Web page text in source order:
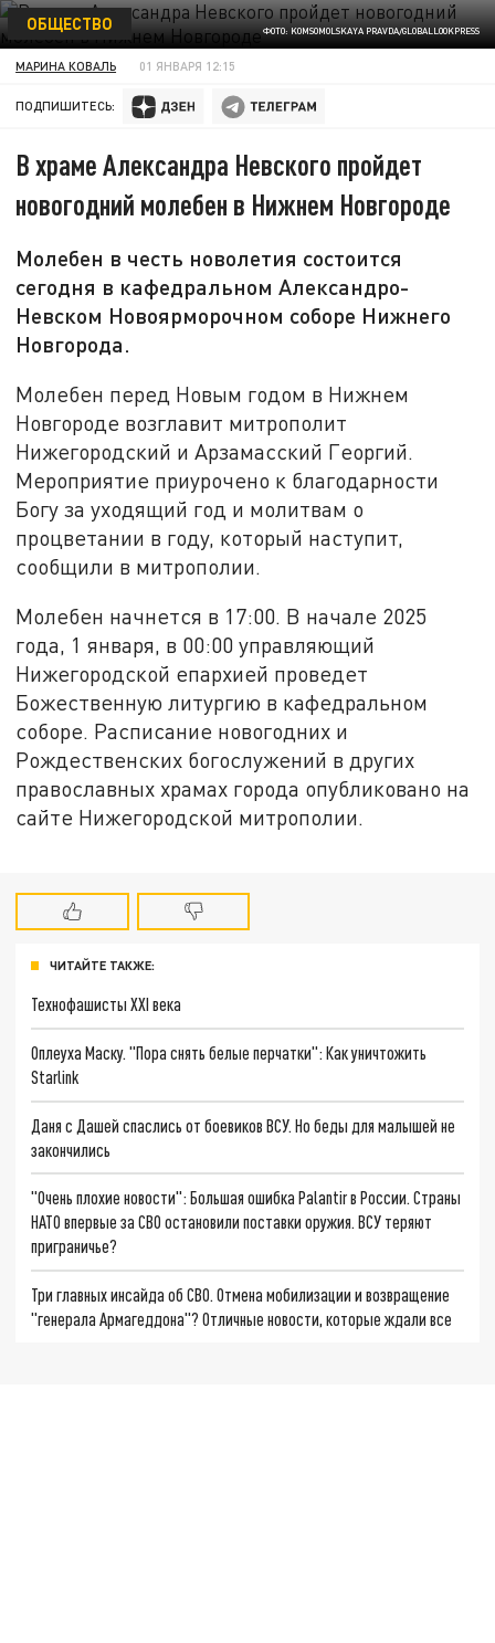
ФОТО: KOMSOMOLSKAYA PRAVDA/GLOBALLOOKPRESS
ОБЩЕСТВО
МАРИНА КОВАЛЬ 01 ЯНВАРЯ 12:15
ПОДПИШИТЕСЬ:
В храме Александра Невского пройдет
новогодний молебен в Нижнем Новгороде
Молебен в честь новолетия состоится
сегодня в кафедральном Александро-
Невском Новоярморочном соборе Нижнего
Новгорода.
Молебен перед Новым годом в Нижнем
Новгороде возглавит митрополит
Нижегородский и Арзамасский Георгий.
Мероприятие приурочено к благодарности
Богу за уходящий год и молитвам о
процветании в году, который наступит,
сообщили в митрополии.
Молебен начнется в 17:00. В начале 2025
года, 1 января, в 00:00 управляющий
Нижегородской епархией проведет
Божественную литургию в кафедральном
соборе. Расписание новогодних и
Рождественских богослужений в других
православных храмах города опубликовано на
сайте Нижегородской митрополии.
ЧИТАЙТЕ ТАКЖЕ:
Технофашисты XXI века
Оплеуха Маску. "Пора снять белые перчатки": Как уничтожить
Starlink
Даня с Дашей спаслись от боевиков ВСУ. Но беды для малышей не
закончились
"Очень плохие новости": Большая ошибка Palantir в России. Страны
НАТО впервые за СВО остановили поставки оружия. ВСУ теряют
приграничье?
Три главных инсайда об СВО. Отмена мобилизации и возвращение
"генерала Армагеддона"? Отличные новости, которые ждали все